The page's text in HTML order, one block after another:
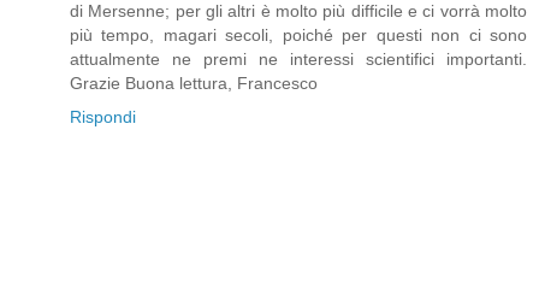
di Mersenne; per gli altri è molto più difficile e ci vorrà molto
più tempo, magari secoli, poiché per questi non ci sono
attualmente ne premi ne interessi scientifici importanti.
Grazie Buona lettura, Francesco
Rispondi